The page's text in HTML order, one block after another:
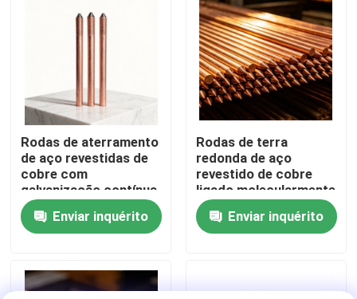
Controle de Qualidade
Fale Conosco
notícias
Pedir um orçamento
Rodas de aterramento
de aço revestidas de
cobre com
galvanização contínua
em quatro dimensões
Enviar inquérito
Rodas de terra
redonda de aço
revestido de cobre
ligado molecularmente
Enviar inquérito